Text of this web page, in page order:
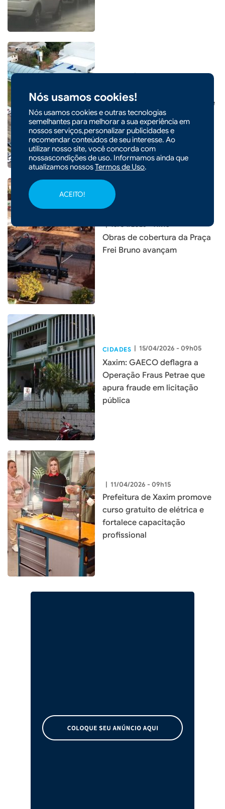
Nós usamos cookies!
Nós usamos cookies e outras tecnologias
semelhantes para melhorar a sua experiência em
nossos serviços,personalizar publicidades e
recomendar conteúdos de seu interesse. Ao
utilizar nosso site, você concorda com
nossascondições de uso. Informamos ainda que
atualizamos nossosTermos de Uso.
ACEITO!
| 05/08/2026 - 09h22
Prefeitura de Xaxim inaugura
nova Escola Santa Terezinha e
entrega o maior investimento
em educação da história do
município
| 16/04/2026 - 11h15
Obras de cobertura da Praça
Frei Bruno avançam
CIDADES | 15/04/2026 - 09h05
Xaxim: GAECO deflagra a
Operação Fraus Petrae que
apura fraude em licitação
pública
| 11/04/2026 - 09h15
Prefeitura de Xaxim promove
curso gratuito de elétrica e
fortalece capacitação
profissional